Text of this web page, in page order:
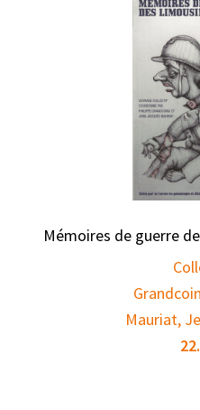
Mémoires de guerre
Mauriat,